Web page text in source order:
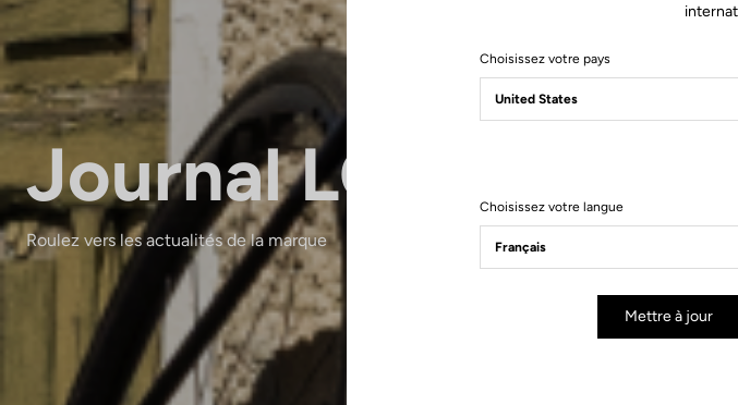
Journal LOOK
Roulez vers les actualités de la marque
Choisissez votre pays
Choisissez votre langue
Mettre à jour